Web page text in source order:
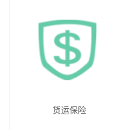
货运保险